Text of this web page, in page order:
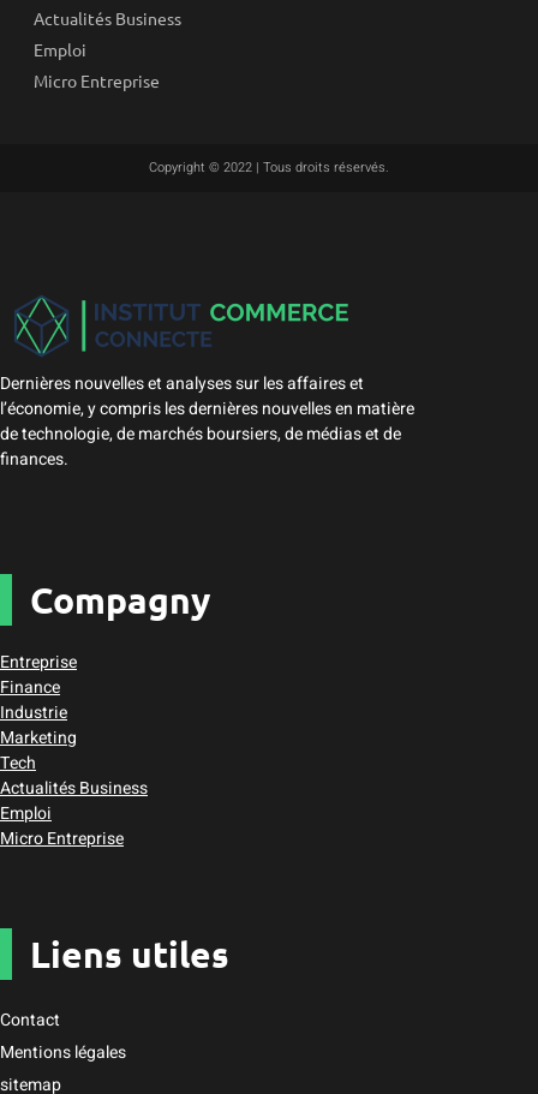
Actualités Business
Emploi
Micro Entreprise
Copyright © 2022 | Tous droits réservés.
Dernières nouvelles et analyses sur les affaires et
l’économie, y compris les dernières nouvelles en matière
de technologie, de marchés boursiers, de médias et de
finances.
Compagny
Entreprise
Finance
Industrie
Marketing
Tech
Actualités Business
Emploi
Micro Entreprise
Liens utiles
Contact
Mentions légales
sitemap